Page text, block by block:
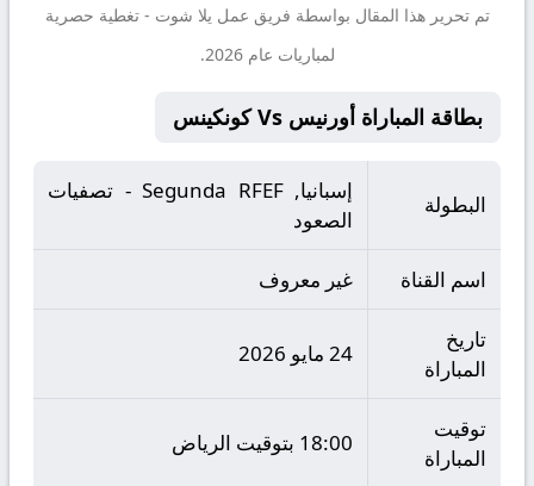
تم تحرير هذا المقال بواسطة فريق عمل يلا شوت - تغطية حصرية
لمباريات عام 2026.
بطاقة المباراة أورنيس Vs كونكينس
البطولة
إسبانيا, Segunda RFEF - تصفيات
الصعود
اسم القناة غير معروف
تاريخ
المباراة
24 مايو 2026
توقيت
المباراة
18:00 بتوقيت الرياض